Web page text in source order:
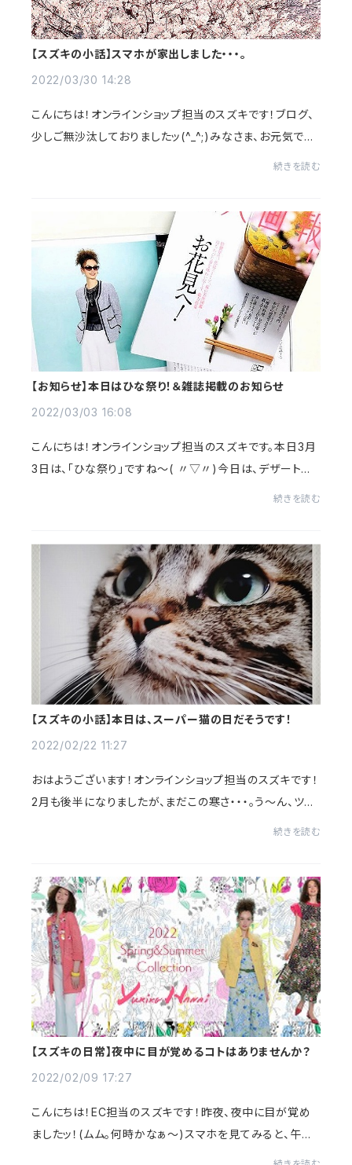
【スズキの小話】スマホが家出しました・・・。
2022/03/30 14:28
こんにちは！オンラインショップ担当のスズキです！ブログ、
少しご無沙汰しておりましたッ(^_^;)みなさま、お元気でし
続きを読む
【お知らせ】本日はひな祭り！＆雑誌掲載のお知らせ
2022/03/03 16:08
こんにちは！オンラインショップ担当のスズキです。本日3月
3日は、「ひな祭り」ですね～( 〃▽〃)今日は、デザートに
ピンク系のナニカを食べよーと思っております！(ピンクな
続きを読む
【スズキの小話】本日は、スーパー猫の日だそうです！
2022/02/22 11:27
おはようございます！オンラインショップ担当のスズキです！
2月も後半になりましたが、まだこの寒さ・・・。う～ん、ツラ
続きを読む
【スズキの日常】夜中に目が覚めるコトはありませんか？
2022/02/09 17:27
こんにちは！EC担当のスズキです！昨夜、夜中に目が覚め
ましたッ！(ムム。何時かなぁ～)スマホを見てみると、午前3